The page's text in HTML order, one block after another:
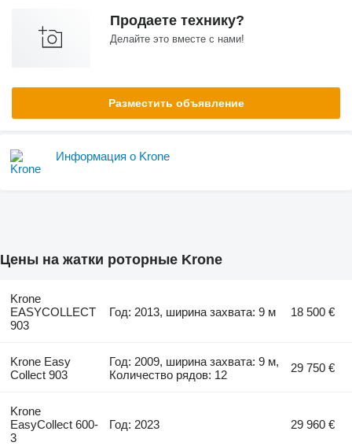
Продаете технику?
Делайте это вместе с нами!
Разместить объявление
Информация о Krone
Цены на жатки роторные Krone
Krone
EASYCOLLECT
903
Год: 2013, ширина захвата: 9 м 18 500 €
Krone Easy
Collect 903
Год: 2009, ширина захвата: 9 м,
Количество рядов: 12
29 750 €
Krone
EasyCollect 600-
3
Год: 2023 29 960 €